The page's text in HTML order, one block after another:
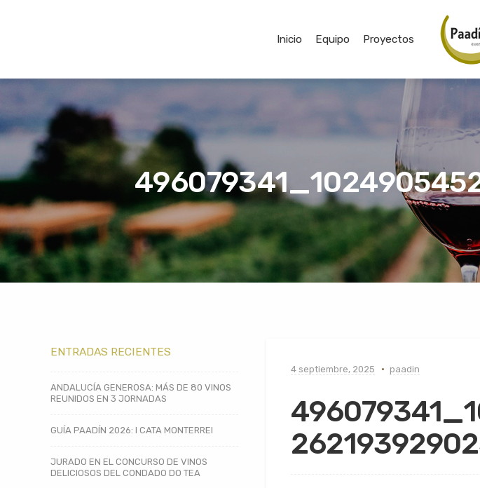
Inicio Equipo Proyectos
4 septiembre, 2025 paadin
ENTRADAS RECIENTES
ANDALUCÍA GENEROSA: MÁS DE 80 VINOS
REUNIDOS EN 3 JORNADAS
GUÍA PAADÍN 2026: I CATA MONTERREI
JURADO EN EL CONCURSO DE VINOS
DELICIOSOS DEL CONDADO DO TEA